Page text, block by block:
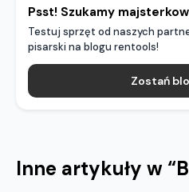
Psst! Szukamy
Testuj sprzęt od naszych
pisarski na blogu rentools!
Zostań
Inne artykuły w “